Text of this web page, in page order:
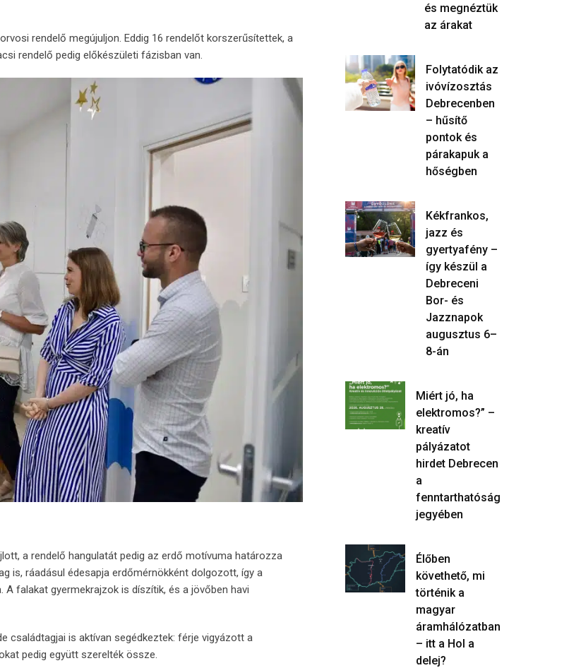
rendelő megújuljon. Eddig 16 rendelőt korszerűsítettek, a
rendelő pedig előkészületi fázisban van.
a rendelő hangulatát pedig az erdő motívuma határozza
is, ráadásul édesapja erdőmérnökként dolgozott, így a
falakat gyermekrajzok is díszítik, és a jövőben havi
családtagjai is aktívan segédkeztek: férje vigyázott a
pedig együtt szerelték össze.
és megnéztük
az árakat
Folytatódik az
ivóvízosztás
Debrecenben
– hűsítő
pontok és
párakapuk a
hőségben
Kékfrankos,
jazz és
gyertyafény –
így készül a
Debreceni
Bor- és
Jazznapok
augusztus 6–
8-án
Miért jó, ha
elektromos?” –
kreatív
pályázatot
hirdet Debrecen
a
fenntarthatóság
jegyében
Élőben
követhető, mi
történik a
magyar
áramhálózatban
– itt a Hol a
delej?